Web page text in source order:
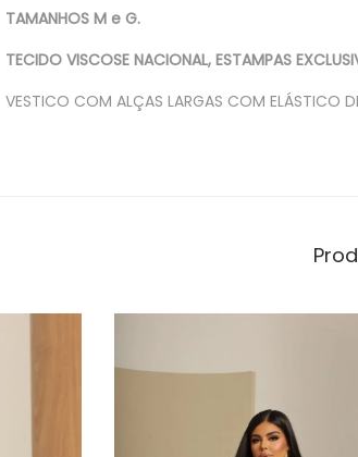
TAMANHOS M e G.
TECIDO VISCOSE NACIONAL, ESTAMPAS
VESTICO COM ALÇAS LARGAS COM ELÁSTICO